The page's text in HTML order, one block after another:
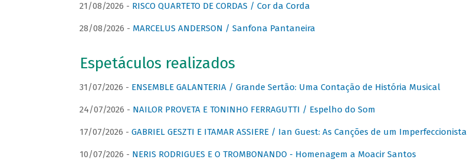
21/08/2026 - RISCO QUARTETO DE CORDAS / Cor da Corda
28/08/2026 - MARCELUS ANDERSON / Sanfona Pantaneira
Espetáculos realizados
31/07/2026 - ENSEMBLE GALANTERIA / Grande Sertão: Uma Contação de História Musical
24/07/2026 - NAILOR PROVETA E TONINHO FERRAGUTTI / Espelho do Som
17/07/2026 - GABRIEL GESZTI E ITAMAR ASSIERE / Ian Guest: As Canções de um Imperfeccionista
10/07/2026 - NERIS RODRIGUES E O TROMBONANDO - Homenagem a Moacir Santos